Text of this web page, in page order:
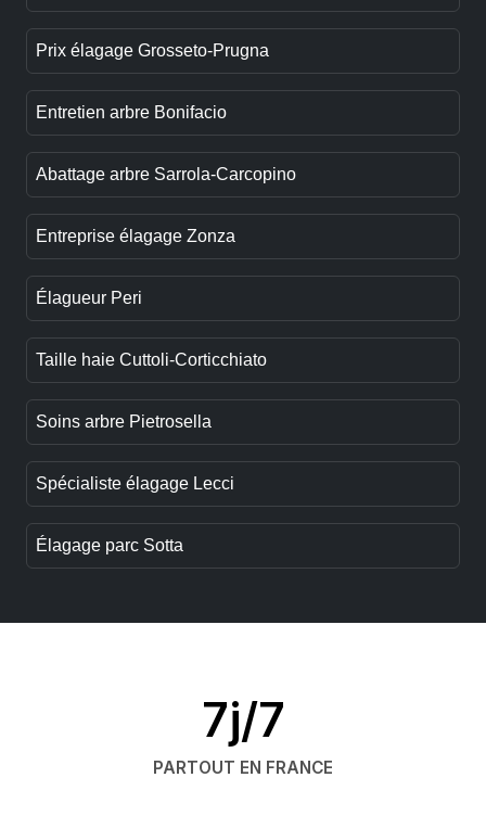
Prix élagage Grosseto-Prugna
Entretien arbre Bonifacio
Abattage arbre Sarrola-Carcopino
Entreprise élagage Zonza
Élagueur Peri
Taille haie Cuttoli-Corticchiato
Soins arbre Pietrosella
Spécialiste élagage Lecci
Élagage parc Sotta
7j/7
PARTOUT EN FRANCE